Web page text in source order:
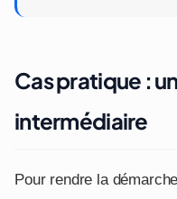
Cas pratique :
intermédiaire
Pour rendre la